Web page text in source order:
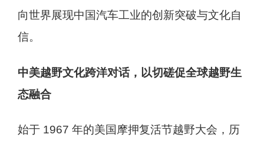
向世界展现中国汽车工业的创新突破与文化自
信。
中美越野文化跨洋对话，以切磋促全球越野生
态融合
始于 1967 年的美国摩押复活节越野大会，历